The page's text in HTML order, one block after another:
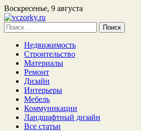
Воскресенье, 9 августа
Найти:
Недвижимость
Строительство
Материалы
Ремонт
Дизайн
Интерьеры
Мебель
Коммуникации
Ландшафтный дизайн
Все статьи